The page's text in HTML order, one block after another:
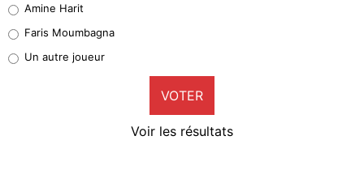
1%
9%
Amine Harit
Faris Moumbagna
Un autre joueur
VOTER
Voir les résultats